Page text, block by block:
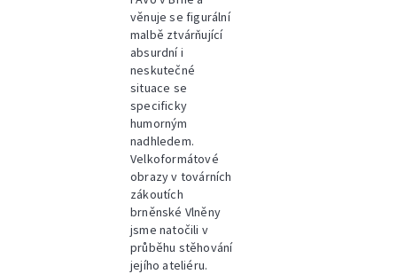
věnuje se figurální
malbě ztvárňující
absurdní i
neskutečné
situace se
specificky
humorným
nadhledem.
Velkoformátové
obrazy v továrních
zákoutích
brněnské Vlněny
jsme natočili v
průběhu stěhování
jejího ateliéru.